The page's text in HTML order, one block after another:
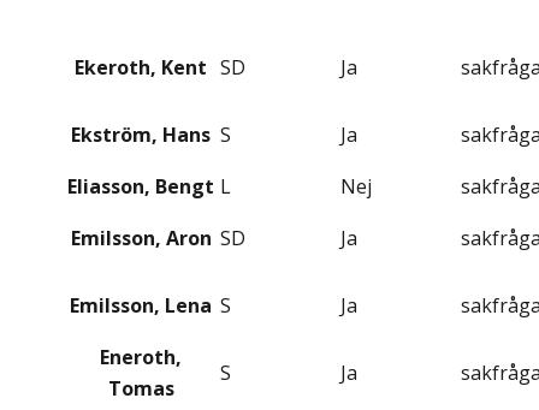
Ekeroth, Kent SD Ja
Ekström, Hans S Ja
Eliasson, Bengt L Nej
Emilsson, Aron SD Ja
Emilsson, Lena S Ja
Eneroth,
Tomas
S Ja